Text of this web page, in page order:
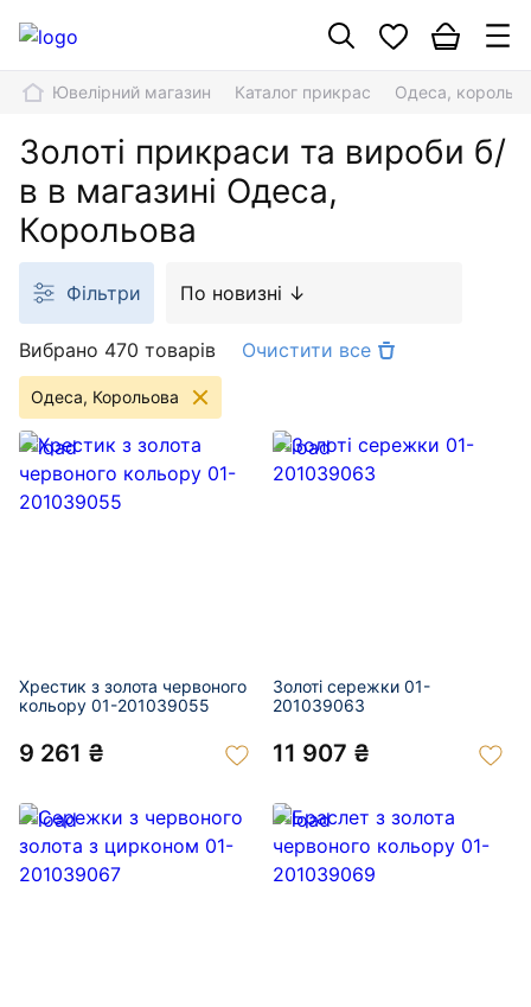
Ювелірний магазин Каталог прикрас Одеса,
Золоті прикраси та вироби б/
в в магазині Одеса,
Корольова
Вибрано 470 товарів Очистити все
Одеса, Корольова
Фільтри По новизні ↓
Хрестик з золота червоного
кольору 01-201039055
9 261 ₴
Золоті сережки 01-
201039063
11 907 ₴